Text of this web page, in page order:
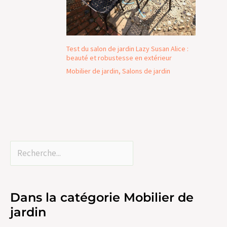
Test du salon de jardin Lazy Susan Alice :
beauté et robustesse en extérieur
Mobilier de jardin, Salons de jardin
Dans la catégorie Mobilier de
jardin